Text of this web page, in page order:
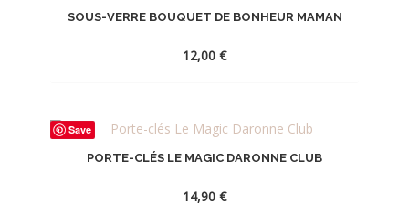
LA
SOUS-VERRE BOUQUET DE BONHEUR MAMAN
12,00 €
LA
Save
PORTE-CLÉS LE MAGIC DARONNE CLUB
14,90 €